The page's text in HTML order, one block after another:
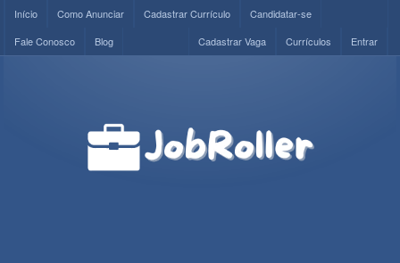
Início Como Anunciar Cadastrar Currículo
Candidatar-se
Fale Conosco
Blog Entrar
Currículos
Cadastrar Vaga